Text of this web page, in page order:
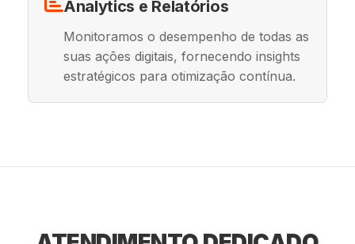
Analytics e Relatórios
Monitoramos o desempenho de todas as
suas ações digitais, fornecendo insights
estratégicos para otimização contínua.